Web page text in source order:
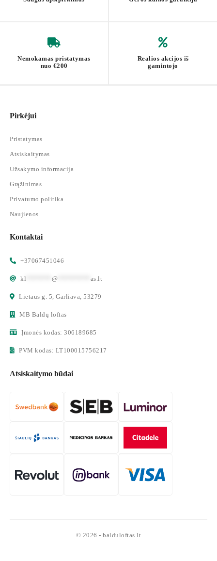
Nemokamas pristatymas
nuo €200
Realios akcijos iš
gamintojo
Pirkėjui
Pristatymas
Atsiskaitymas
Užsakymo informacija
Grąžinimas
Privatumo politika
Naujienos
Kontaktai
+37067451046
kl @ as.lt
Lietaus g. 5, Garliava, 53279
MB Baldų loftas
Įmonės kodas: 306189685
PVM kodas: LT100015756217
Atsiskaitymo būdai
© 2026 - balduloftas.lt